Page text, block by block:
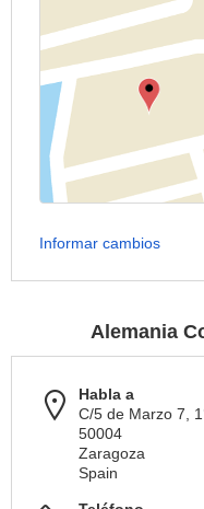
Informar cambios
Alemania
Habla a
C/5 de Marzo 7,
50004
Zaragoza
Spain